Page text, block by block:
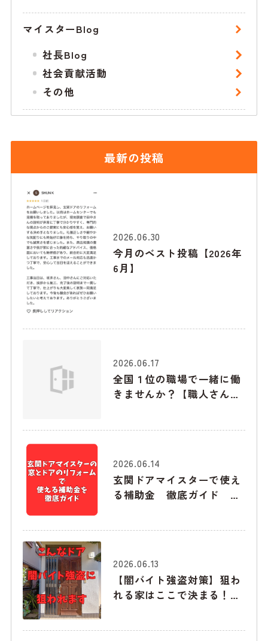
マイスターBlog
社長Blog
社会貢献活動
その他
最新の投稿
2026.06.30
今月のベスト投稿【2026年
6月】
2026.06.17
全国１位の職場で一緒に働
きませんか？【職人さん募
2026.06.14
玄関ドアマイスターで使え
る補助金 徹底ガイド
2026.06.13
【闇バイト強盗対策】狙わ
れる家はここで決まる！下